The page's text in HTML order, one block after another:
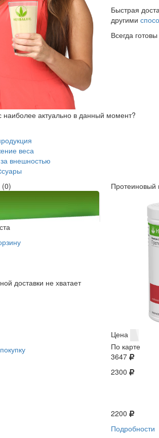
Быстрая
другими
Всегда
наиболее актуально в данный момент?
веса
внешностью
(0)
доставки не хватает
Протеиновый
Цена
По карте
3647
2300
2200
Подробности